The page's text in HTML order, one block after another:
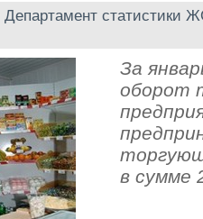
Департамент статистики
За
оборот
в сумме